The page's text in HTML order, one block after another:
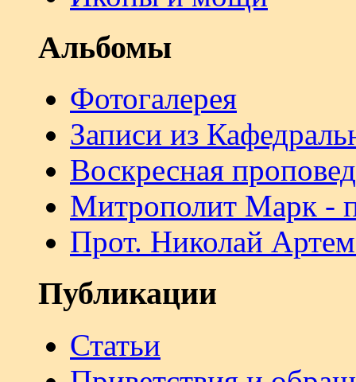
Альбомы
Фотогалерея
Записи из
Воскресная
Митрополит Марк -
Прот. Николай
Публикации
Статьи